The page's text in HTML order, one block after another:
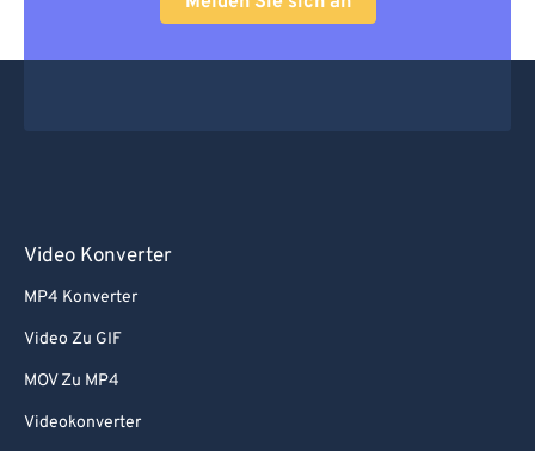
Video Konverter
MP4 Konverter
Video Zu GIF
MOV Zu MP4
Videokonverter